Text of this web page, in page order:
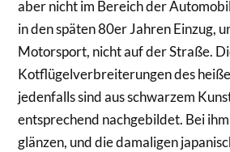
aber nicht im Bereich der
in den späten 80er Jahren Einzug,
Motorsport, nicht auf der Straße.
Kotflügelverbreiterungen des
jedenfalls sind aus schwarzem
entsprechend nachgebildet. Bei
glänzen, und die damaligen